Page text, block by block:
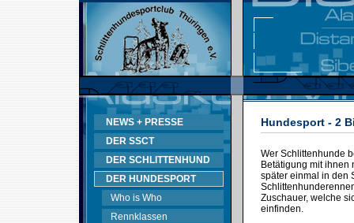
NEWS + PRESSE
DER SSCT
DER SCHLITTENHUND
DER HUNDESPORT
Who is Who
Rennklassen
Hundesport - 2
Wer Schlittenhunde
Betätigung mit ihnen
später einmal in den
Zuschauer, welche
einfinden.